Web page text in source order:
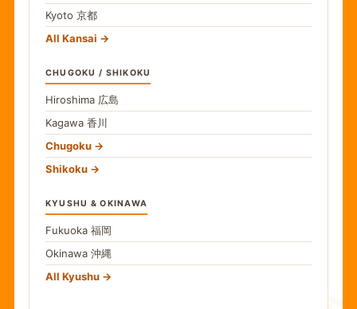
Kyoto 京都
All Kansai
CHUGOKU / SHIKOKU
Hiroshima 広島
Kagawa 香川
Chugoku
Shikoku
KYUSHU & OKINAWA
Fukuoka 福岡
Okinawa 沖縄
All Kyushu